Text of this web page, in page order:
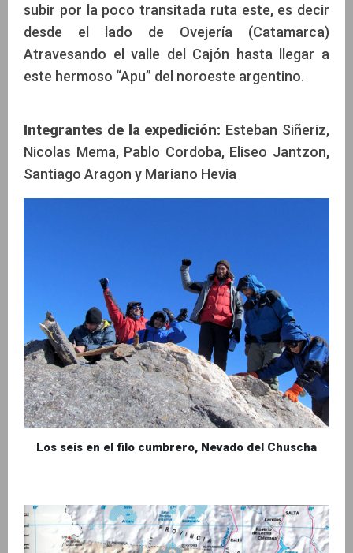
subir por la poco transitada ruta este, es decir
desde el lado de Ovejería (Catamarca)
Atravesando el valle del Cajón hasta llegar a
este hermoso “Apu” del noroeste argentino.
Integrantes de la expedición: Esteban Siñeriz,
Nicolas Mema, Pablo Cordoba, Eliseo Jantzon,
Santiago Aragon y Mariano Hevia
Los seis en el filo cumbrero, Nevado del Chuscha